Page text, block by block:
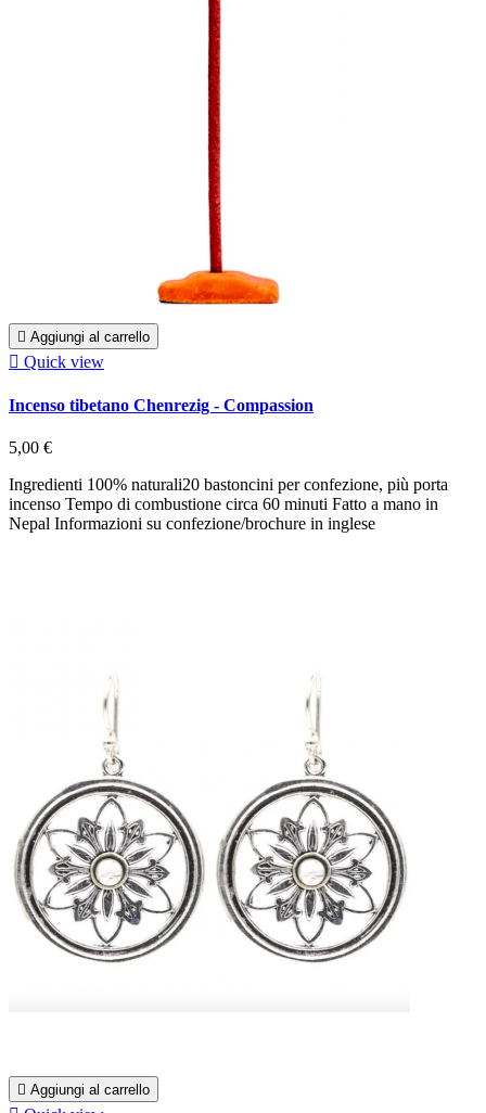
 Aggiungi al carrello
 Quick view
Incenso tibetano Chenrezig - Compassion
5,00 €
Ingredienti 100% naturali20 bastoncini per confezione, più porta
incenso Tempo di combustione circa 60 minuti Fatto a mano in
Nepal Informazioni su confezione/brochure in inglese
 Aggiungi al carrello